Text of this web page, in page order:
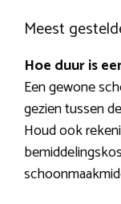
Meest
Hoe duur is
Een gewone
gezien tussen
Houd ook